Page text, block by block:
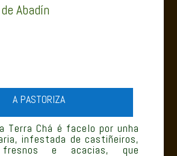
Abadín
A PASTORIZA
Terra Chá é facelo por unha
infestada de castiñeiros,
fresnos e acacias, que